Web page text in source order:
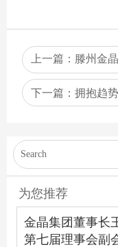
上一篇： 滕州金
下一篇：拥抱趋
为您推荐
金晶集团董事长
第七届理事会副